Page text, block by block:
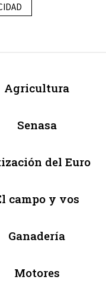
Agricultura
Senasa
del Euro
campo y vos
Ganadería
Motores